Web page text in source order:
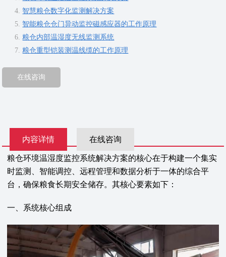
智慧粮仓数字化监测解决方案
智能粮仓仓门异动监控​磁感应器的工作原理
粮仓内部温湿度无线监测系统
粮仓重型铠装测温线缆的工作原理
在线咨询
内容详情 在线咨询
粮仓环境温湿度监控系统解决方案的核心在于构建一个集实
时监测、智能调控、远程管理和数据分析于一体的综合平
台，确保粮食长期安全储存。其核心要素如下：
一、系统核心组成‌